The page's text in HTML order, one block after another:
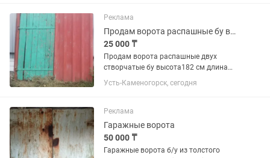
устойчива к нагрузкам, деформации
и...
Реклама
Продам ворота распашные бу высота182 см длина 374см
25 000 ₸
Продам ворота распашные двух
створчатые бу высота182 см длина
длина 374см в наличии есть навесы
Усть-Каменогорск, сегодня
Реклама
Гаражные ворота
50 000 ₸
Гаражные ворота б/у из толстого